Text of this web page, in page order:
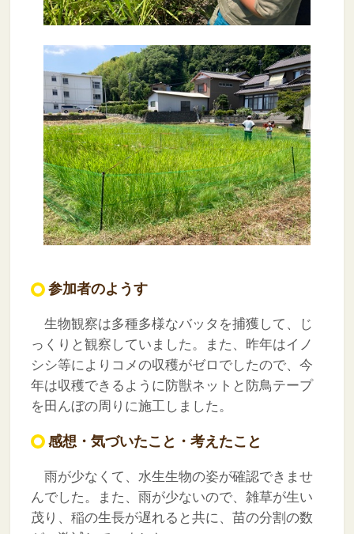
参加者のようす
生物観察は多種多様なバッタを捕獲して、じ
っくりと観察していました。また、昨年はイノ
シシ等によりコメの収穫がゼロでしたので、今
年は収穫できるように防獣ネットと防鳥テープ
を田んぼの周りに施工しました。
感想・気づいたこと・考えたこと
雨が少なくて、水生生物の姿が確認できませ
んでした。また、雨が少ないので、雑草が生い
茂り、稲の生長が遅れると共に、苗の分割の数